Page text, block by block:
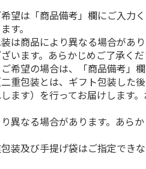
望は「商品備考」欄にご入力
す。
は商品により異なる場合があ
います。あらかじめご了承くだ
希望の場合は、「商品備考」欄
重包装とは、ギフト包装した
します）を行ってお届けします
異なる場合があります。あら
装及び手提げ袋はご指定でき